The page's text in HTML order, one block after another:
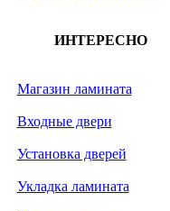
ИНТЕРЕСНО
Магазин ламината
Входные двери
Установка дверей
Укладка ламината